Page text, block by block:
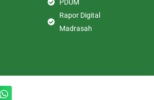
PDUM
Rapor Digital
Madrasah